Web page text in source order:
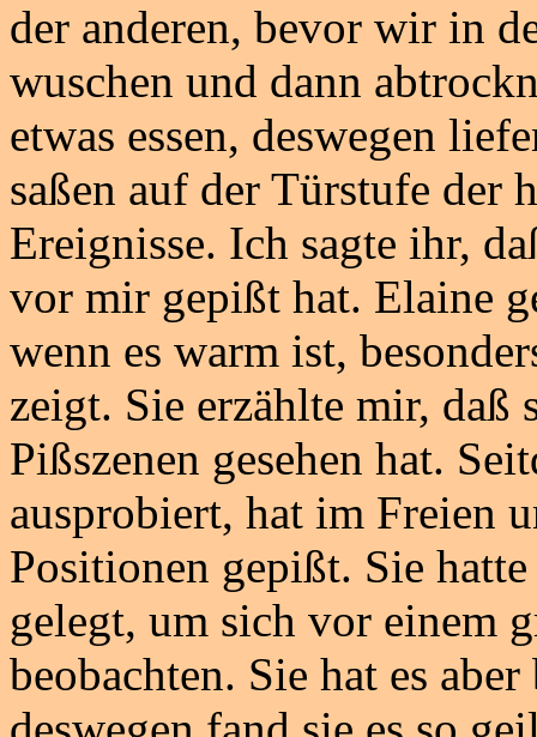
der anderen, bevor wir in
wuschen und dann
etwas essen, deswegen
saßen auf der Türstufe der
Ereignisse. Ich sagte ihr,
vor mir gepißt hat. Elaine
wenn es warm ist,
zeigt. Sie erzählte mir,
Pißszenen gesehen hat.
ausprobiert, hat im Freien
Positionen gepißt. Sie
gelegt, um sich vor einem
beobachten. Sie hat es